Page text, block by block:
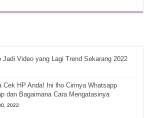
Video yang Lagi Trend Sekarang 2022
Cek HP Anda! Ini lho Cirinya Whatsapp
dan Bagaimana Cara Mengatasinya
2022